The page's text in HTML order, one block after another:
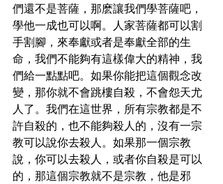
們還不是菩薩，那麽讓我們學菩薩吧，
學他一成也可以啊。人家菩薩都可以割
手割腳，來奉獻或者是奉獻全部的生
命，我們不能夠有這樣偉大的精神，我
們給一點點吧。如果你能把這個觀念改
變，那你就不會跳樓自殺，不會怨天尤
人了。我們在這世界，所有宗教都是不
許自殺的，也不能夠殺人的，沒有一宗
教可以說你去殺人。如果那一個宗教
說，你可以去殺人，或者你自殺是可以
的，那這個宗教就不是宗教，他是邪